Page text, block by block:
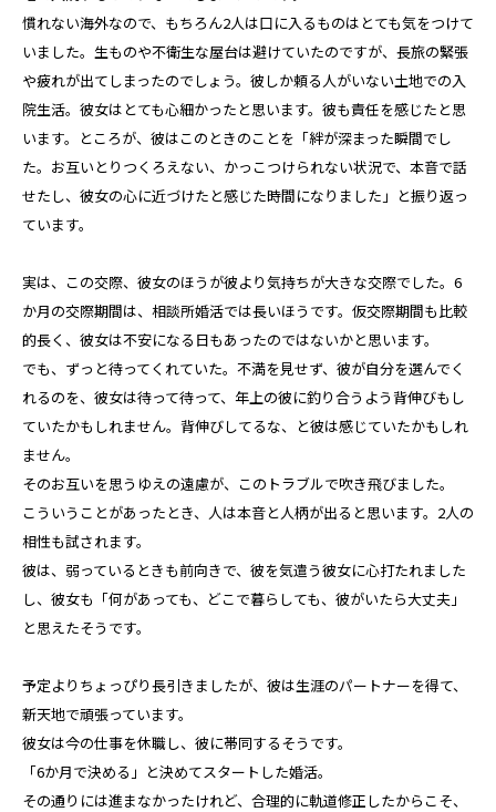
慣れない海外なので、もちろん2人は口に入るものはとても気をつけて
いました。生ものや不衛生な屋台は避けていたのですが、長旅の緊張
や疲れが出てしまったのでしょう。彼しか頼る人がいない土地での入
院生活。彼女はとても心細かったと思います。彼も責任を感じたと思
います。ところが、彼はこのときのことを「絆が深まった瞬間でし
た。お互いとりつくろえない、かっこつけられない状況で、本音で話
せたし、彼女の心に近づけたと感じた時間になりました」と振り返っ
ています。
実は、この交際、彼女のほうが彼より気持ちが大きな交際でした。6
か月の交際期間は、相談所婚活では長いほうです。仮交際期間も比較
的長く、彼女は不安になる日もあったのではないかと思います。
でも、ずっと待ってくれていた。不満を見せず、彼が自分を選んでく
れるのを、彼女は待って待って、年上の彼に釣り合うよう背伸びもし
ていたかもしれません。背伸びしてるな、と彼は感じていたかもしれ
ません。
そのお互いを思うゆえの遠慮が、このトラブルで吹き飛びました。
こういうことがあったとき、人は本音と人柄が出ると思います。2人の
相性も試されます。
彼は、弱っているときも前向きで、彼を気遣う彼女に心打たれました
し、彼女も「何があっても、どこで暮らしても、彼がいたら大丈夫」
と思えたそうです。
予定よりちょっぴり長引きましたが、彼は生涯のパートナーを得て、
新天地で頑張っています。
彼女は今の仕事を休職し、彼に帯同するそうです。
「6か月で決める」と決めてスタートした婚活。
その通りには進まなかったけれど、合理的に軌道修正したからこそ、